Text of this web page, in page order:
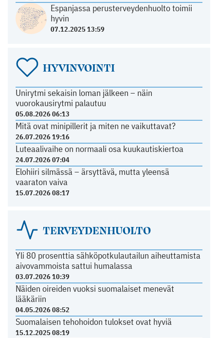
Espanjassa perusterveydenhuolto toimii
hyvin
07.12.2025 13:59
HYVINVOINTI
Unirytmi sekaisin loman jälkeen – näin
vuorokausirytmi palautuu
05.08.2026 06:13
Mitä ovat minipillerit ja miten ne vaikuttavat?
26.07.2026 19:16
Luteaalivaihe on normaali osa kuukautiskiertoa
24.07.2026 07:04
Elohiiri silmässä – ärsyttävä, mutta yleensä
vaaraton vaiva
15.07.2026 08:17
TERVEYDENHUOLTO
Yli 80 prosenttia sähköpotkulautailun aiheuttamista
aivovammoista sattui humalassa
03.07.2026 10:39
Näiden oireiden vuoksi suomalaiset menevät
lääkäriin
04.05.2026 08:52
Suomalaisen tehohoidon tulokset ovat hyviä
15.12.2025 08:19